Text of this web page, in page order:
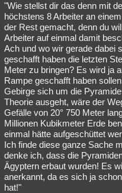
"Wie stellst dir das denn mit
höchstens 8 Arbeiter an
der Rest gemacht, denn du
Arbeiter auf einmal damit
Ach und wo wir gerade dabei
geschafft haben die letzten
Meter zu bringen? Es wird ja
Rampe geschafft haben
Gebirge sich um die
Theorie ausgeht, wäre der
Gefälle von 20° 750 Meter
Millionen Kubikmeter Erde
einmal hätte aufgeschüttet
Ich finde diese ganze Sache
denke ich, dass die
Ägyptern erbaut wurden! Es
anerkannt, da es sich ja
hat!"